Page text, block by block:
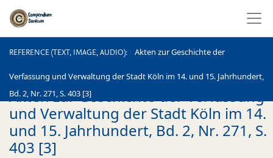
REFERENCE (TEXT, IMAGE, AUDIO) Akten zur Geschichte der
Verfassung und Verwaltung der Stadt Köln im 14. und 15. Jahrhundert,
Bd. 2, Nr. 271, S. 403 [3]
REFERENCE (TEXT, IMAGE, AUDIO)
Akten zur Geschichte der Verfassung
und Verwaltung der Stadt Köln im 14.
und 15. Jahrhundert, Bd. 2, Nr. 271, S.
403 [3]